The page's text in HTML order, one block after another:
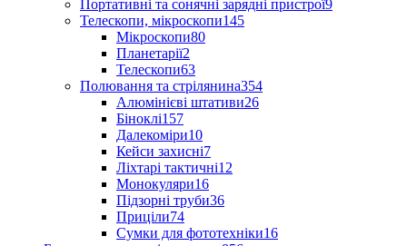
Портативні та сонячні зарядні пристрої9
Телескопи, мікроскопи145
Мікроскопи80
Планетарії2
Телескопи63
Полювання та стрілянина354
Алюмінієві штативи26
Біноклі157
Далекоміри10
Кейси захисні7
Ліхтарі тактичні12
Монокуляри16
Підзорні труби36
Приціли74
Сумки для фототехніки16